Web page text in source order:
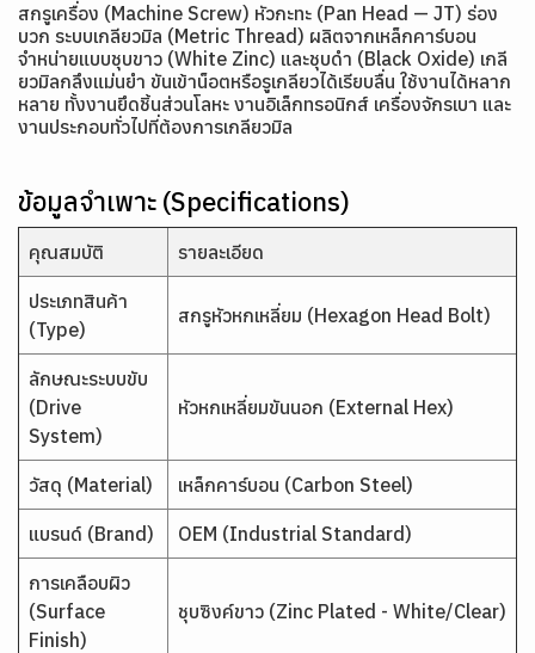
สกรูเครื่อง (Machine Screw) หัวกะทะ (Pan Head — JT) ร่อง
บวก ระบบเกลียวมิล (Metric Thread) ผลิตจากเหล็กคาร์บอน
จำหน่ายแบบชุบขาว (White Zinc) และชุบดำ (Black Oxide) เกลี
ยวมิลกลึงแม่นยำ ขันเข้าน็อตหรือรูเกลียวได้เรียบลื่น ใช้งานได้หลาก
หลาย ทั้งงานยึดชิ้นส่วนโลหะ งานอิเล็กทรอนิกส์ เครื่องจักรเบา และ
งานประกอบทั่วไปที่ต้องการเกลียวมิล
ข้อมูลจำเพาะ (Specifications)
คุณสมบัติ รายละเอียด
ประเภทสินค้า
(Type)
สกรูหัวหกเหลี่ยม (Hexagon Head Bolt)
ลักษณะระบบขับ
(Drive
System)
หัวหกเหลี่ยมขันนอก (External Hex)
วัสดุ (Material) เหล็กคาร์บอน (Carbon Steel)
แบรนด์ (Brand) OEM (Industrial Standard)
การเคลือบผิว
(Surface
Finish)
ชุบซิงค์ขาว (Zinc Plated - White/Clear)